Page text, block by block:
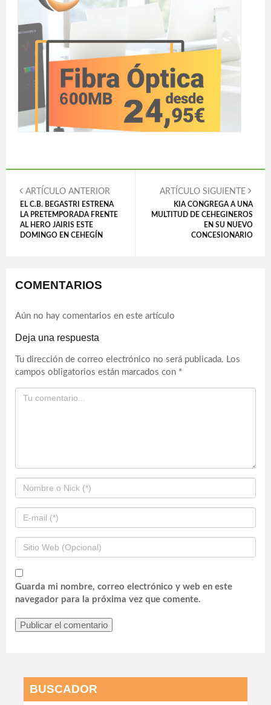
ARTÍCULO ANTERIOR
EL C.B. BEGASTRI ESTRENA
LA PRETEMPORADA FRENTE
AL HERO JAIRIS ESTE
DOMINGO EN CEHEGÍN
ARTÍCULO SIGUIENTE
KIA CONGREGA A UNA
MULTITUD DE CEHEGINEROS
EN SU NUEVO
CONCESIONARIO
COMENTARIOS
Aún no hay comentarios en este artículo
Deja una respuesta
Tu dirección de correo electrónico no será publicada. Los
campos obligatorios están marcados con *
Guarda mi nombre, correo electrónico y web en este
navegador para la próxima vez que comente.
BUSCADOR